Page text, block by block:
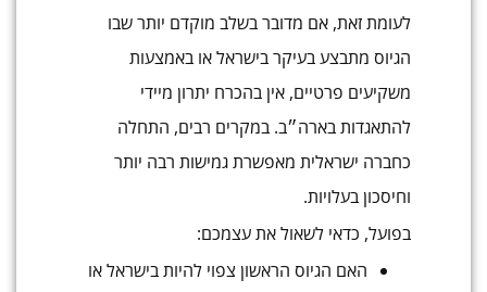
לעומת זאת, אם מדובר בשלב מוקדם יותר שבו
הגיוס מתבצע בעיקר בישראל או באמצעות
משקיעים פרטיים, אין בהכרח יתרון מיידי
להתאגדות בארה״ב. במקרים רבים, התחלה
כחברה ישראלית מאפשרת גמישות רבה יותר
וחיסכון בעלויות.
בפועל, כדאי לשאול את עצמכם:
האם הגיוס הראשון צפוי להיות בישראל או